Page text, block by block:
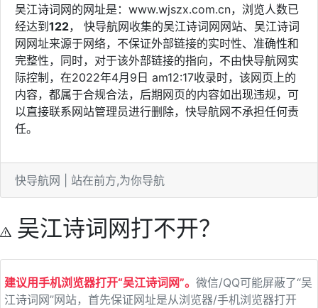
吴江诗词网的网址是：www.wjszx.com.cn，浏览人数已
经达到122， 快导航网收集的吴江诗词网网站、吴江诗词
网网址来源于网络，不保证外部链接的实时性、准确性和
完整性，同时，对于该外部链接的指向，不由快导航网实
际控制，在2022年4月9日 am12:17收录时，该网页上的
内容，都属于合规合法，后期网页的内容如出现违规，可
以直接联系网站管理员进行删除，快导航网不承担任何责
任。
快导航网 | 站在前方,为你导航
吴江诗词网打不开？
建议用手机浏览器打开“吴江诗词网”。 微信/QQ可能屏蔽了“吴
江诗词网”网站，首先保证网址是从浏览器/手机浏览器打开